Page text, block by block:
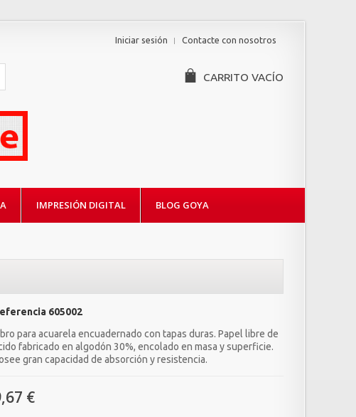
Contacte con nosotros
Iniciar sesión
CARRITO VACÍO
IMPRESIÓN DIGITAL BLOG GOYA
605002
para acuarela encuadernado con tapas duras. Papel libre de
fabricado en algodón 30%, encolado en masa y superficie.
gran capacidad de absorción y resistencia.
€